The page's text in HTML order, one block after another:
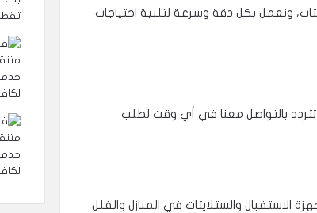
ونعمل بكل دقة وسرعة لتلبية احتياجات
وصيانة الستلايت على مدار 24 ساعة، لا تتردد بالتواصل معنا في أي وقت لطلب
الاستقبال والستلايتات في المنازل والفلل